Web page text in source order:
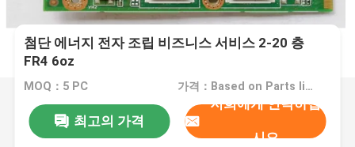
첨단 에너지 전자 조립 비즈니스 서비스 2-20 층
FR4 6oz
MOQ：5 PC 가격：Based on Parts list
최고의 가격
저희에게 연락하십
시오